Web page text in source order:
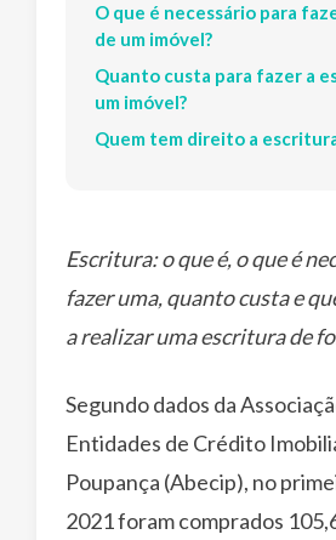
O que é necessário para
de um imóvel?
Quanto custa para fazer a
um imóvel?
Quem tem direito a
Escritura: o que é, o que é
fazer uma, quanto custa e
a realizar uma escritura de
Segundo dados da
Entidades de Crédito
Poupança (Abecip), no
2021 foram comprados